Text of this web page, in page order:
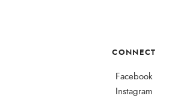
CONNECT
Facebook
Instagram